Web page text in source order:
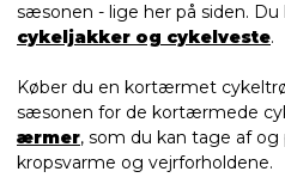
sæsonen - lige her på siden. Du
cykeljakker og cykelveste.
Køber du en kortærmet
sæsonen for de kortærmede
ærmer, som du kan tage af
kropsvarme og vejrforholdene.